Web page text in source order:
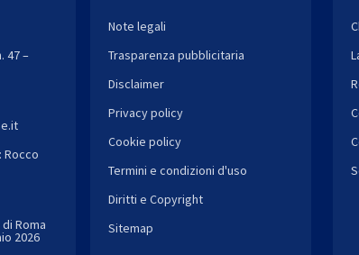
47 –
Rocco
Roma
2026
Note legali
Trasparenza pubblicitaria
Disclaimer
Privacy policy
Cookie policy
Termini e condizioni d'uso
Diritti e Copyright
Sitemap